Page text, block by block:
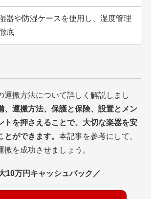
器や防湿ケースを使用し、湿度管理
底
運搬方法について詳しく解説しまし
、運搬方法、保護と保険、設置とメン
トを押さえることで、大切な楽器を安
ができます。 本記事を参考にして、
を成功させましょう。
10万円キャッシュバック／